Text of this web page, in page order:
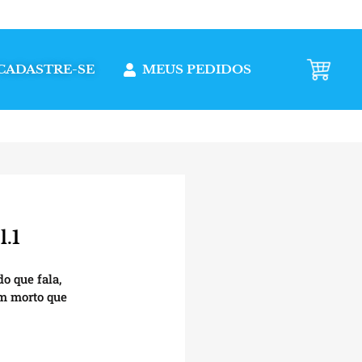
SE MEUS PEDIDOS
que fala,
morto que